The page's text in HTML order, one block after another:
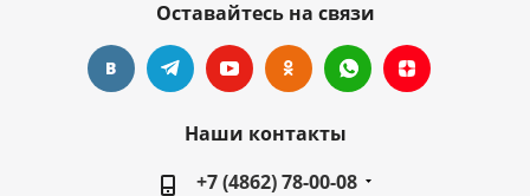
Оставайтесь на связи
Наши контакты
+7 (4862) 78-00-08